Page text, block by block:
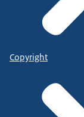
Copyright